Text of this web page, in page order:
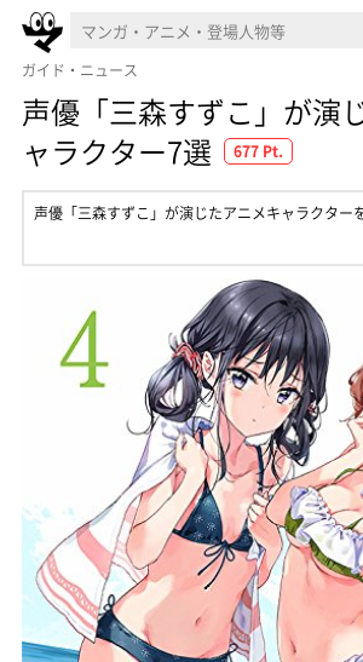
ガイド・ニュース
声優「三森すずこ」が演
ャラクター7選
677 Pt.
声優「三森すずこ」が演じたアニメキャラクター